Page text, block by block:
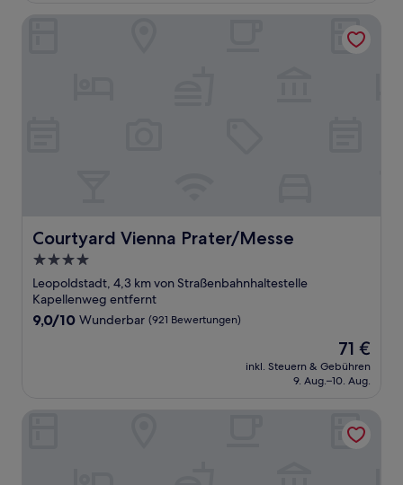
Courtyard Vienna Prater/Messe
Courtyard Vienna Prater/Messe
4.0-
Sterne-
Unterkunft
Leopoldstadt, 4,3 km von Straßenbahnhaltestelle
Kapellenweg entfernt
9.0
9,0/10 Wunderbar (921 Bewertungen)
Der
Preis
beträgt
71 €
inkl. Steuern & Gebühren
9. Aug.–10. Aug.